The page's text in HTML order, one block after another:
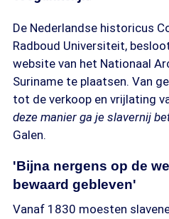
De Nederlandse historicus
Radboud Universiteit,
website van het Nationaal
Suriname te plaatsen. Van
tot de verkoop en vrijlating
deze manier ga je slavernij
Galen.
'Bijna nergens op de
bewaard gebleven'
Vanaf 1830 moesten